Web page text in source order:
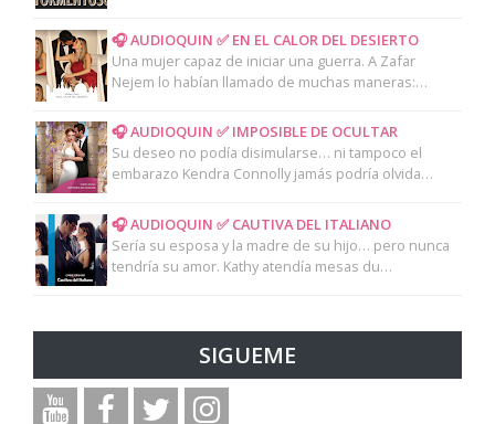
🎧 AUDIOQUIN ✅ EN EL CALOR DEL DESIERTO
Una mujer capaz de iniciar una guerra. A Zafar
Nejem lo habían llamado de muchas maneras:…
🎧 AUDIOQUIN ✅ IMPOSIBLE DE OCULTAR
Su deseo no podía disimularse… ni tampoco el
embarazo Kendra Connolly jamás podría olvida…
🎧 AUDIOQUIN ✅ CAUTIVA DEL ITALIANO
Sería su esposa y la madre de su hijo… pero nunca
tendría su amor. Kathy atendía mesas du…
SIGUEME